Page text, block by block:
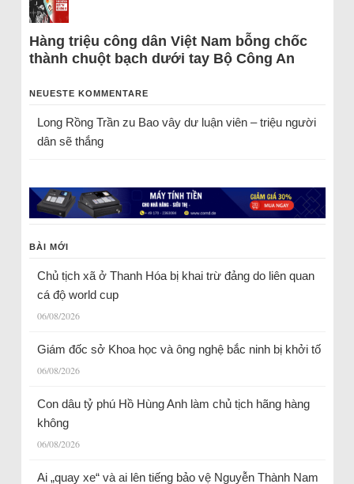
Hàng triệu công dân Việt Nam bỗng chốc
thành chuột bạch dưới tay Bộ Công An
NEUESTE KOMMENTARE
Long Rồng Trầnzu Bao vây dư luận viên – triệu người
dân sẽ thắng
BÀI MỚI
Chủ tịch xã ở Thanh Hóa bị khai trừ đảng do liên quan
cá độ world cup
06/08/2026
Giám đốc sở Khoa học và ông nghệ bắc ninh bị khởi tố
06/08/2026
Con dâu tỷ phú Hồ Hùng Anh làm chủ tịch hãng hàng
không
06/08/2026
Ai „quay xe“ và ai lên tiếng bảo vệ Nguyễn Thành Nam